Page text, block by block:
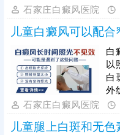
富
项
黑
增
用
白
采
药
高
外
显
家
石家庄白癜风医院
儿童白癜风可以配
白
以
白
外
省
光
石家庄白癜风医院
儿童腿上白斑和无色